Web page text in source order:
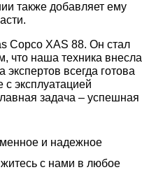
также добавляет ему
Copco XAS 88. Он стал
что наша техника внесла
всегда готова
эксплуатацией
задача – успешная
и надежное
с нами в любое